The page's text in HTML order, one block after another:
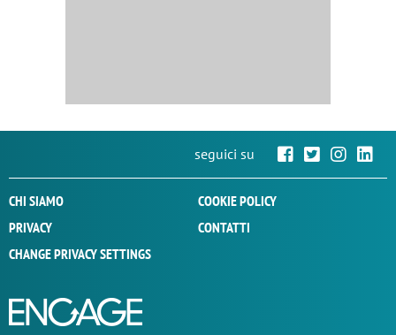
seguici su
CHI SIAMO
COOKIE POLICY
PRIVACY
CONTATTI
CHANGE PRIVACY SETTINGS